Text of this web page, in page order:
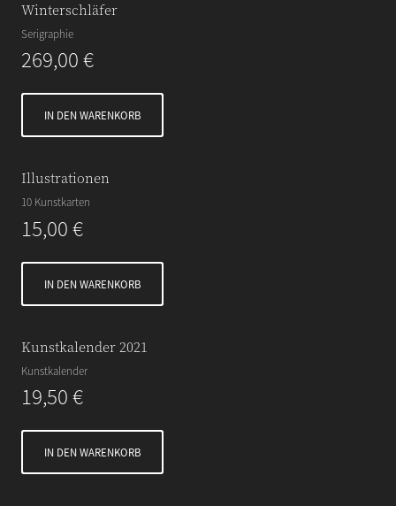
Winterschläfer
Serigraphie
269,00€
IN DEN WARENKORB
Illustrationen
10 Kunstkarten
15,00€
IN DEN WARENKORB
Kunstkalender 2021
Kunstkalender
19,50€
IN DEN WARENKORB